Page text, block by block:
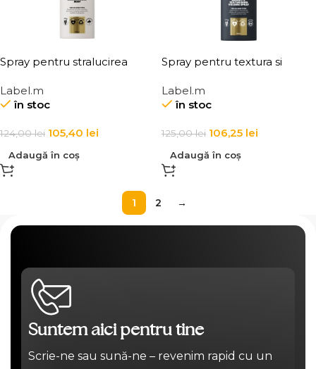
Spray pentru stralucirea
Edition Healthy Hair Mist
Label.m
în stoc
124,00lei 105,40 lei
Adaugă în coș
Spray pentru textura si
Label.m Fashion Edition
Brunette Texturising Volume
Label.m
în stoc
125,00lei 106,25 lei
Adaugă în coș
1 2 →
Suntem aici pentru tine
Scrie-ne sau sună-ne – revenim rapid cu un